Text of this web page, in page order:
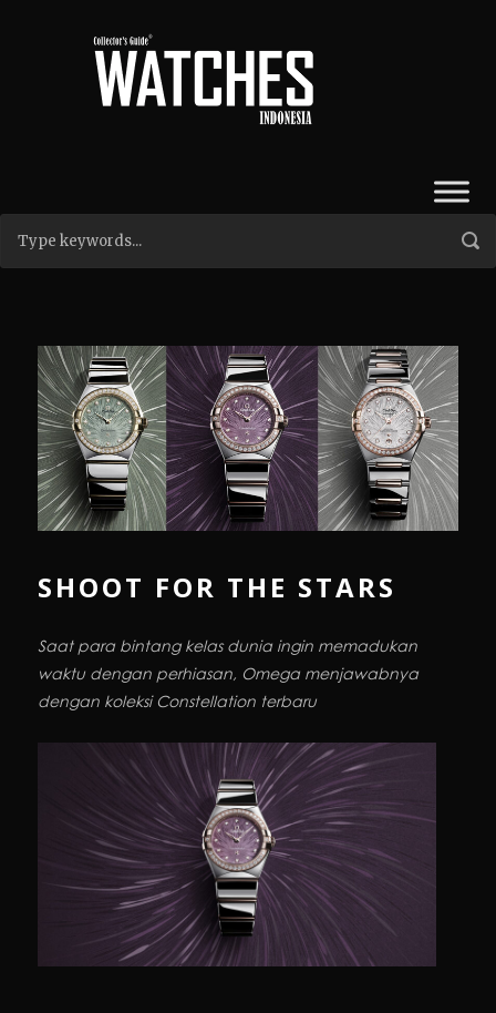
SHOOT FOR THE STARS
Saat para bintang kelas dunia ingin memadukan
waktu dengan perhiasan, Omega menjawabnya
dengan koleksi Constellation terbaru